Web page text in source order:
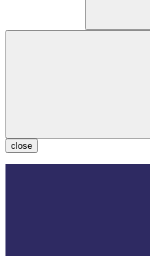
close